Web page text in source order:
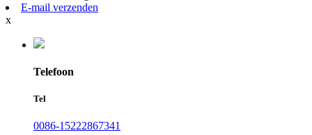
E-mail verzenden
x
Telefoon
Tel
0086-15222867341